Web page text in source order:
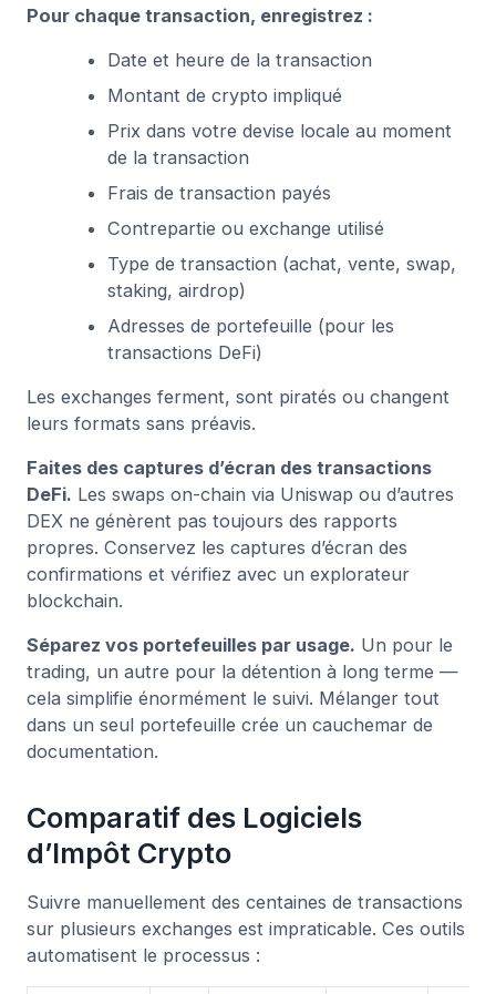
Pour chaque transaction, enregistrez :
Date et heure de la transaction
Montant de crypto impliqué
Prix dans votre devise locale au moment
de la transaction
Frais de transaction payés
Contrepartie ou exchange utilisé
Type de transaction (achat, vente, swap,
staking, airdrop)
Adresses de portefeuille (pour les
transactions DeFi)
Les exchanges ferment, sont piratés ou changent
leurs formats sans préavis.
Faites des captures d’écran des transactions
DeFi. Les swaps on-chain via Uniswap ou d’autres
DEX ne génèrent pas toujours des rapports
propres. Conservez les captures d’écran des
confirmations et vérifiez avec un explorateur
blockchain.
Séparez vos portefeuilles par usage. Un pour le
trading, un autre pour la détention à long terme —
cela simplifie énormément le suivi. Mélanger tout
dans un seul portefeuille crée un cauchemar de
documentation.
Comparatif des Logiciels
d’Impôt Crypto
Suivre manuellement des centaines de transactions
sur plusieurs exchanges est impraticable. Ces outils
automatisent le processus :